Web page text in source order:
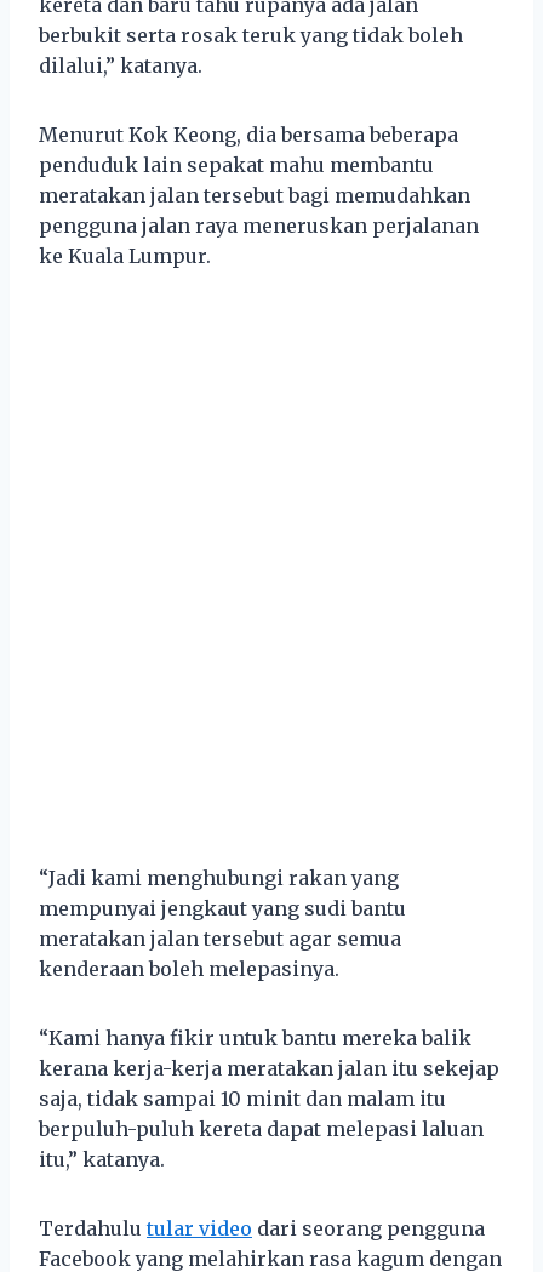
berbukit serta rosak teruk yang tidak boleh
dilalui,” katanya.
Menurut Kok Keong, dia bersama beberapa
penduduk lain sepakat mahu membantu
meratakan jalan tersebut bagi memudahkan
pengguna jalan raya meneruskan perjalanan
ke Kuala Lumpur.
“Jadi kami menghubungi rakan yang
mempunyai jengkaut yang sudi bantu
meratakan jalan tersebut agar semua
kenderaan boleh melepasinya.
“Kami hanya fikir untuk bantu mereka balik
kerana kerja-kerja meratakan jalan itu sekejap
saja, tidak sampai 10 minit dan malam itu
berpuluh-puluh kereta dapat melepasi laluan
itu,” katanya.
Terdahulutular video dari seorang pengguna
Facebook yang melahirkan rasa kagum dengan